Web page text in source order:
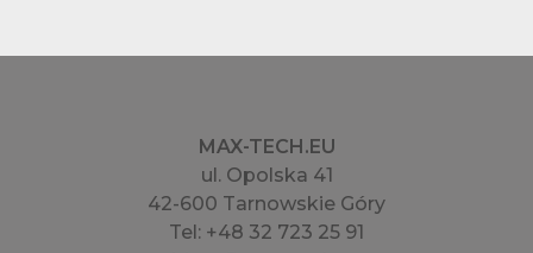
MAX-TECH.EU
ul. Opolska 41
42-600 Tarnowskie Góry
Tel: +48 32 723 25 91